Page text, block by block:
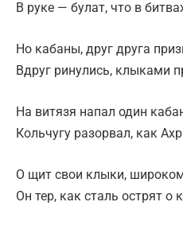
В руке — булат, что в
Но кабаны, друг друга
Вдруг ринулись, клыками
На витязя напал один
Кольчугу разорвал, как
О щит свои клыки,
Он тер, как сталь острят о